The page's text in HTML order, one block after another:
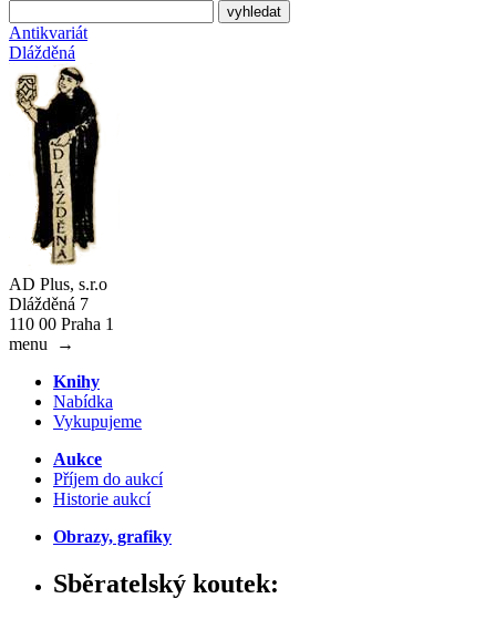
Antikvariát
Dlážděná
AD Plus, s.r.o
Dlážděná 7
110 00 Praha 1
menu
→
Knihy
Nabídka
Vykupujeme
Aukce
Příjem do aukcí
Historie aukcí
Obrazy, grafiky
Sběratelský koutek: